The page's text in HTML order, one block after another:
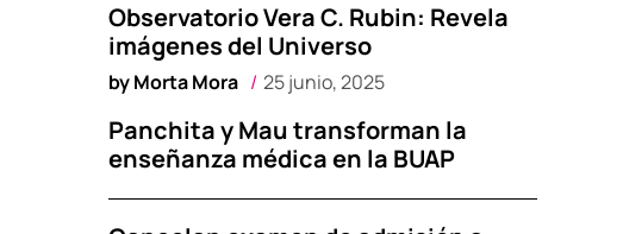
Observatorio Vera C. Rubin: Revela
imágenes del Universo
byMorta Mora 25 junio, 2025
Panchita y Mau transforman la
enseñanza médica en la BUAP